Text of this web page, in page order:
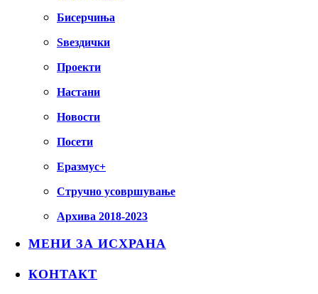
Бисерчиња
Ѕвездички
Проекти
Настани
Новости
Посети
Еразмус+
Стручно усовршување
Архива 2018-2023
МЕНИ ЗА ИСХРАНА
КОНТАКТ